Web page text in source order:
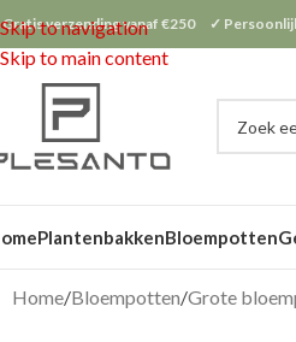
Skip to navigation
Skip to main content
verzending vanaf €250 ✓
PlantenbakkenBloempotten
Home Bloempotten Grote